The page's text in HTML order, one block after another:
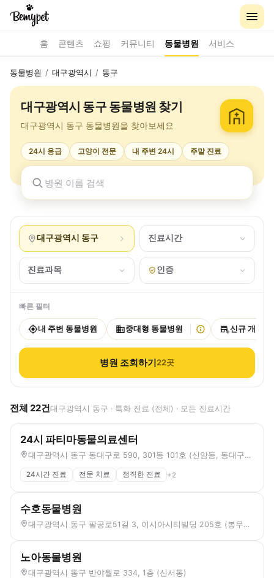
홈 콘텐츠 쇼핑 커뮤니티 동물병원 서비스
동물병원 / 대구광역시 / 동구
대구광역시 동구 동물병원 찾기
대구광역시 동구 동물병원을 찾아보세요
24시 응급 고양이 전문 내 주변 24시 주말 진료
대구광역시 동구 진료시간
진료과목 인증
빠른 필터
내 주변 동물병원 중대형 동물병원 신규 개원
병원 조회하기22곳
전체 22건대구광역시 동구 · 특화 진료 (전체) · 모든 진료시간
24시 파티마동물의료센터
대구광역시 동구 동대구로 590, 301동 101호 (신암동, 동대구역화성파크드림아파트)
24시간 진료 전문 치료 정직한 진료 +2
수호동물병원
대구광역시 동구 팔공로51길 3, 이시아시티빌딩 205호 (봉무동)
노아동물병원
대구광역시 동구 반야월로 334, 1층 (신서동)